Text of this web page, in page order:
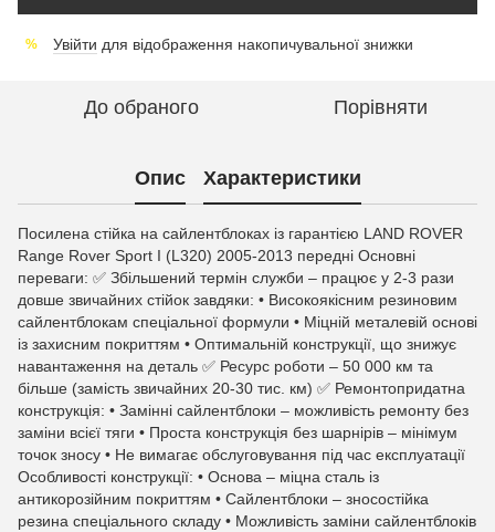
% Увійти для відображення накопичувальної знижки
До обраного Порівняти
Опис Характеристики
Посилена стійка на сайлентблоках із гарантією LAND ROVER
Range Rover Sport I (L320) 2005-2013 передні Основні
переваги: ✅ Збільшений термін служби – працює у 2-3 рази
довше звичайних стійок завдяки: • Високоякісним резиновим
сайлентблокам спеціальної формули • Міцній металевій основі
із захисним покриттям • Оптимальній конструкції, що знижує
навантаження на деталь ✅ Ресурс роботи – 50 000 км та
більше (замість звичайних 20-30 тис. км) ✅ Ремонтопридатна
конструкція: • Замінні сайлентблоки – можливість ремонту без
заміни всієї тяги • Проста конструкція без шарнірів – мінімум
точок зносу • Не вимагає обслуговування під час експлуатації
Особливості конструкції: • Основа – міцна сталь із
антикорозійним покриттям • Сайлентблоки – зносостійка
резина спеціального складу • Можливість заміни сайлентблоків